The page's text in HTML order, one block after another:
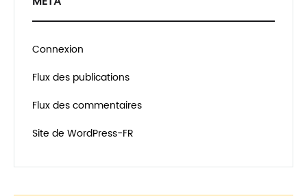
Connexion
Flux des publications
Flux des commentaires
Site de WordPress-FR